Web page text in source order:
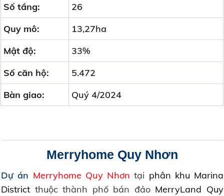
Số tầng:
26
Quy mô:
13,27ha
Mật độ:
33%
Số căn hộ:
5.472
Bàn giao:
Quý 4/2024
Merryhome Quy Nhơn
Dự án Merryhome Quy Nhơn tại phân khu Marina
District thuộc thành phố bán đảo MerryLand Quy